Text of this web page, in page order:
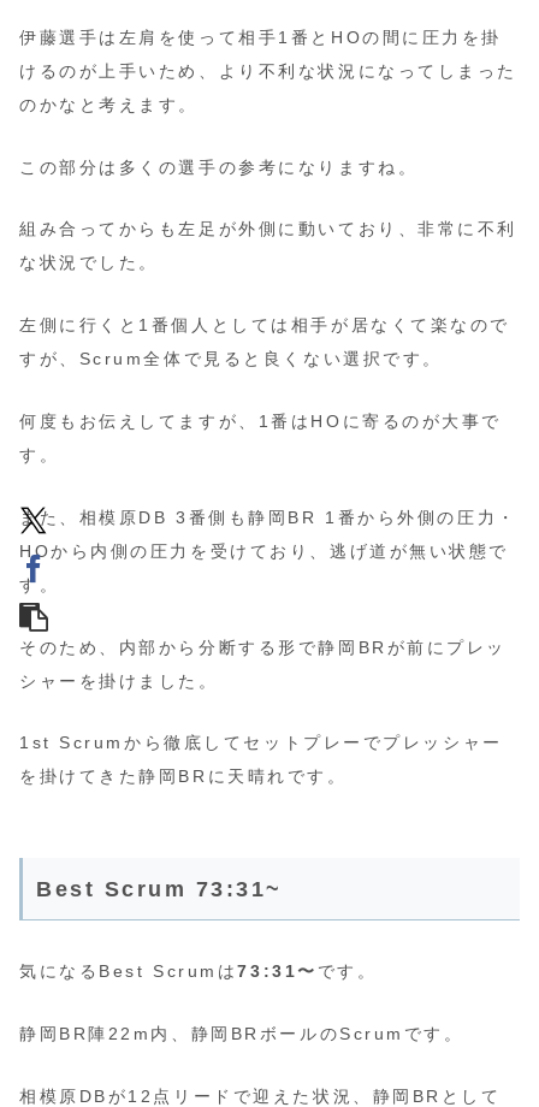
伊藤選手は左肩を使って相手1番とHOの間に圧力を掛
けるのが上手いため、より不利な状況になってしまった
のかなと考えます。
この部分は多くの選手の参考になりますね。
組み合ってからも左足が外側に動いており、非常に不利
な状況でした。
左側に行くと1番個人としては相手が居なくて楽なので
すが、Scrum全体で見ると良くない選択です。
何度もお伝えしてますが、1番はHOに寄るのが大事で
す。
また、相模原DB 3番側も静岡BR 1番から外側の圧力・
HOから内側の圧力を受けており、逃げ道が無い状態で
す。
そのため、内部から分断する形で静岡BRが前にプレッ
シャーを掛けました。
1st Scrumから徹底してセットプレーでプレッシャー
を掛けてきた静岡BRに天晴れです。
Best Scrum 73:31~
気になるBest Scrumは73:31〜 です。
静岡BR陣22m内、静岡BRボールのScrumです。
相模原DBが12点リードで迎えた状況、静岡BRとして